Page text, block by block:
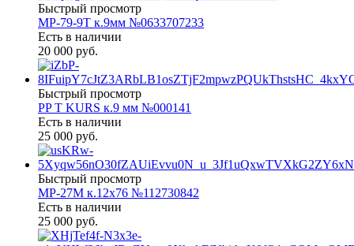
Быстрый просмотр
МР-79-9Т к.9мм №0633707233
Есть в наличии
20 000 руб.
Быстрый просмотр
PP T KURS к.9 мм №000141
Есть в наличии
25 000 руб.
Быстрый просмотр
МР-27М к.12х76 №112730842
Есть в наличии
25 000 руб.